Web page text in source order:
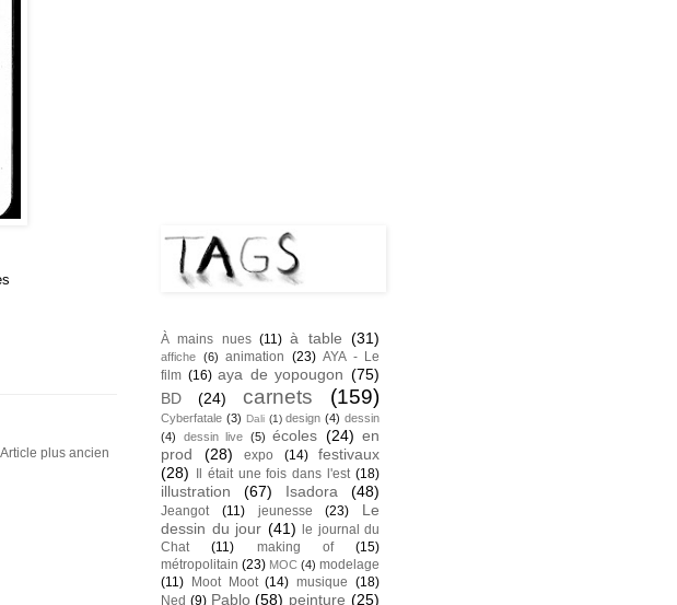
Article plus ancien
À mains nues (11) à table (31)
affiche (6) animation (23) AYA - Le
film (16) aya de yopougon (75)
BD
(24) carnets (159)
Cyberfatale (3) Dali (1) design (4) dessin
(4)
dessin live (5) écoles (24) en
prod
(28) expo (14)
festivaux
(28)
Il était une fois dans l'est (18)
illustration (67) Isadora (48)
Jeangot (11) jeunesse (23)
Le
dessin du jour (41)
le journal du
Chat
(11) making of
(15)
métropolitain (23) MOC (4) modelage
(11)
Moot Moot (14) musique (18)
Ned (9) Pablo (58) peinture (25)